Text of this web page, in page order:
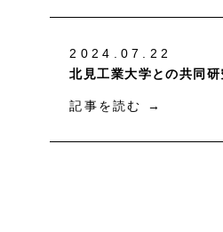
2024.07.22
記事を読む →